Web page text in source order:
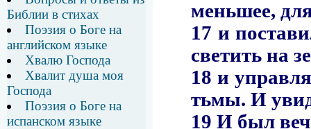
Библии в стихах
Поэзия о Боге на
английском языке
Хвалю Господа
Хвалит душа моя
Господа
Поэзия о Боге на
испанском языке